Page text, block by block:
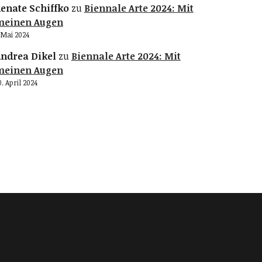
Schiffkozu Biennale Arte 2024: Mit
Augen
Mai 2024
Dikelzu Biennale Arte 2024: Mit
Augen
April 2024